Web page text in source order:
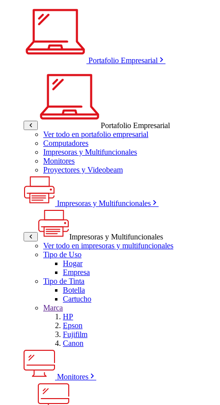
Portafolio Empresarial
Portafolio Empresarial
Ver todo en portafolio empresarial
Computadores
Impresoras y Multifuncionales
Monitores
Proyectores y Videobeam
Impresoras y Multifuncionales
Impresoras y Multifuncionales
Ver todo en impresoras y multifuncionales
Tipo de Uso
Hogar
Empresa
Tipo de Tinta
Botella
Cartucho
Marca
HP
Epson
Fujifilm
Canon
Monitores